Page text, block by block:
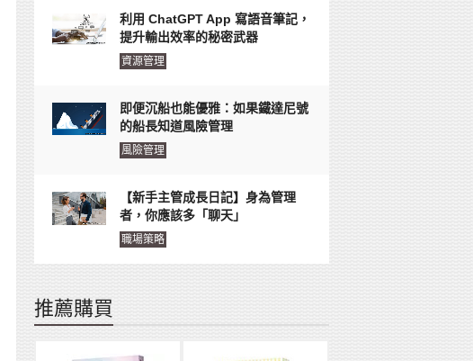
利用 ChatGPT App 寫語音筆記，
提升輸出效率的秘密武器
資源管理
即便沉船也能優雅：如果鐵達尼號
的船長知道風險管理
風險管理
【新手主管成長日記】身為管理
者，你應該多「聊天」
職場策略
推薦購買